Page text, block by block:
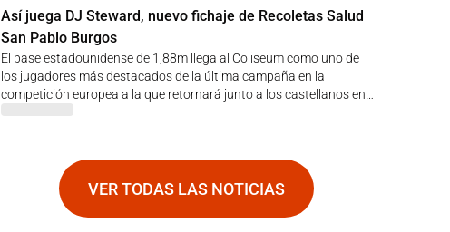
Así juega DJ Steward, nuevo fichaje de Recoletas Salud
San Pablo Burgos
El base estadounidense de 1,88m llega al Coliseum como uno de
los jugadores más destacados de la última campaña en la
competición europea a la que retornará junto a los castellanos en
VER TODAS LAS NOTICIAS